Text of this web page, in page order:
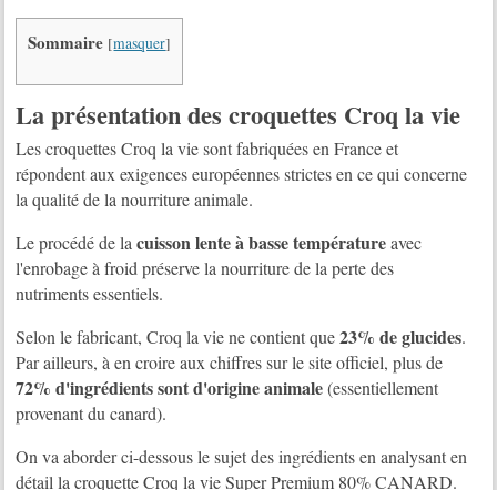
Sommaire [masquer]
La présentation des croquettes Croq la vie
Les croquettes Croq la vie sont fabriquées en France et
répondent aux exigences européennes strictes en ce qui concerne
la qualité de la nourriture animale.
Le procédé de lacuisson lente à basse températureavec
l'enrobage à froid préserve la nourriture de la perte des
nutriments essentiels.
Selon le fabricant, Croq la vie ne contient que23% de glucides.
Par ailleurs, à en croire aux chiffres sur le site officiel, plus de
72% d'ingrédients sont d'origine animale(essentiellement
provenant du canard).
On va aborder ci-dessous le sujet des ingrédients en analysant en
détail la croquette Croq la vie Super Premium 80% CANARD.